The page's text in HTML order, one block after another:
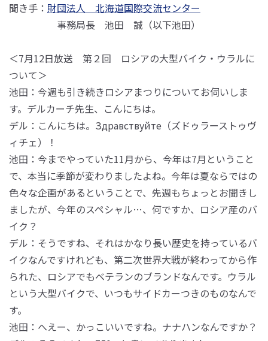
聞き手： 財団法人 北海道国際交流センター
事務局長 池田 誠（以下池田）
＜7月12日放送 第２回 ロシアの大型バイク・ウラルに
ついて＞
池田：今週も引き続きロシアまつりについてお伺いしま
す。デルカーチ先生、こんにちは。
デル：こんにちは。Здравствуйте（ズドゥラーストゥヴ
ィチェ）！
池田：今までやっていた11月から、今年は7月ということ
で、本当に季節が変わりましたよね。今年は夏ならではの
色々な企画があるということで、先週もちょっとお聞きし
ましたが、今年のスペシャル…、何ですか、ロシア産のバ
イク？
デル：そうですね、それはかなり長い歴史を持っているバ
イクなんですけれども、第二次世界大戦が終わってから作
られた、ロシアでもベテランのブランドなんです。ウラル
という大型バイクで、いつもサイドカーつきのものなんで
す。
池田：へえー、かっこいいですね。ナナハンなんですか？